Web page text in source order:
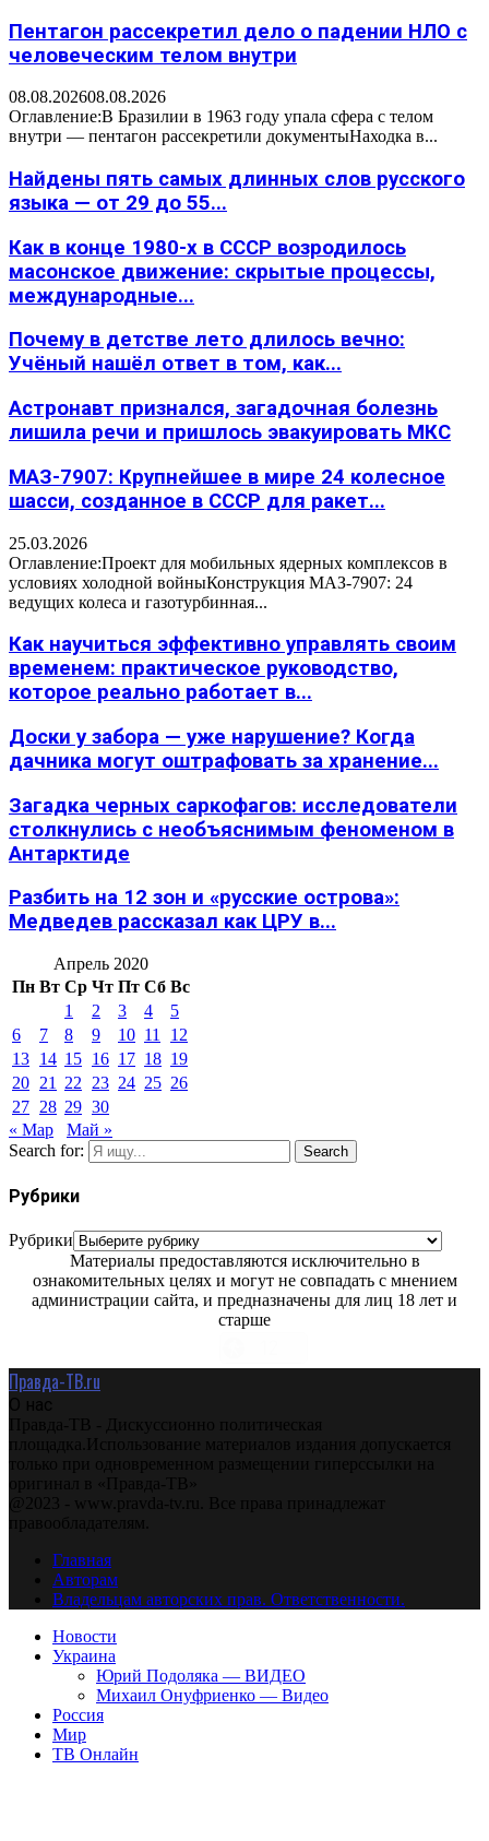
Пентагон рассекретил дело о падении НЛО с
человеческим телом внутри
08.08.202608.08.2026
Оглавление:В Бразилии в 1963 году упала сфера с телом
внутри — пентагон рассекретили документыНаходка в...
Найдены пять самых длинных слов русского
языка — от 29 до 55...
Как в конце 1980-х в СССР возродилось
масонское движение: скрытые процессы,
международные...
Почему в детстве лето длилось вечно:
Учёный нашёл ответ в том, как...
Астронавт признался, загадочная болезнь
лишила речи и пришлось эвакуировать МКС
МАЗ-7907: Крупнейшее в мире 24 колесное
шасси, созданное в СССР для ракет...
25.03.2026
Оглавление:Проект для мобильных ядерных комплексов в
условиях холодной войныКонструкция МАЗ-7907: 24
ведущих колеса и газотурбинная...
Как научиться эффективно управлять своим
временем: практическое руководство,
которое реально работает в...
Доски у забора — уже нарушение? Когда
дачника могут оштрафовать за хранение...
Загадка черных саркофагов: исследователи
столкнулись с необъяснимым феноменом в
Антарктиде
Разбить на 12 зон и «русские острова»:
Медведев рассказал как ЦРУ в...
Апрель 2020
Пн Вт Ср Чт Пт Сб Вс
1
2 3 4
5
6
7 8 9 10 11
12
13 14 15 16 17 18 19
20 21 22 23 24 25 26
27 28 29 30
« Мар
Май »
Search for:
Search
Рубрики
Рубрики
Материалы предоставляются исключительно в
ознакомительных целях и могут не совпадать с мнением
администрации сайта, и предназначены для лиц 18 лет и
старше
Правда-ТВ.ru
О нас
Правда-ТВ - Дискуссионно политическая
площадка.Использование материалов издания допускается
только при одновременном размещении гиперссылки на
оригинал в «Правда-ТВ»
@2023 - www.pravda-tv.ru. Все права принадлежат
правообладателям.
Главная
Авторам
Владельцам авторских прав. Ответственности.
Новости
Украина
Юрий Подоляка — ВИДЕО
Михаил Онуфриенко — Видео
Россия
Мир
ТВ Онлайн